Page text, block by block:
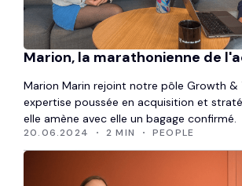
Marion, la marathonienne de
Marion Marin rejoint notre pôle Growth &
expertise poussée en acquisition et
elle amène avec elle un bagage confirmé.
20.06.2024 2 MIN PEOPLE